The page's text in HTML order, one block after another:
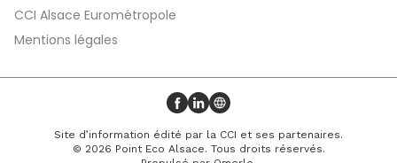
CCI Alsace Eurométropole
Mentions légales
Profil Facebook
Profil LinkedIn
Site web
Site d’information édité par la CCI et ses partenaires.
© 2026 Point Eco Alsace. Tous droits réservés.